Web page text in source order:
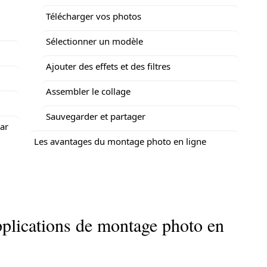
Télécharger vos photos
Sélectionner un modèle
Ajouter des effets et des filtres
Assembler le collage
Sauvegarder et partager
Les avantages du montage photo en ligne
de montage photo en